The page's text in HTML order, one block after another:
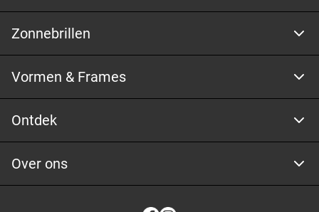
Zonnebrillen
Vormen & Frames
Ontdek
Over ons